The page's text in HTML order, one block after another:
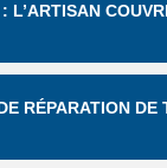
L’ARTISAN
RÉPARATION